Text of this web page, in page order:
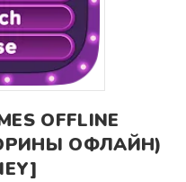
OFFLINE
ОФЛАЙН)